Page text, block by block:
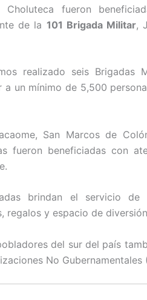
fueron
de la 101 Brigada Militar,
realizado seis Brigadas
un mínimo de 5,500
San Marcos de
fueron beneficiadas con
brindan el servicio de
regalos y espacio de
del sur del país
No Gubernamentales